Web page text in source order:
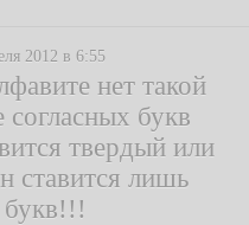
2012 в 6:55
нет такой
букв
твердый или
ставится лишь
букв!!!